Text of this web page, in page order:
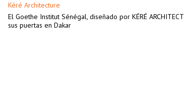
Kéré Architecture
El Goethe Institut Sénégal, diseñado por KÉRÉ
sus puertas en Dakar